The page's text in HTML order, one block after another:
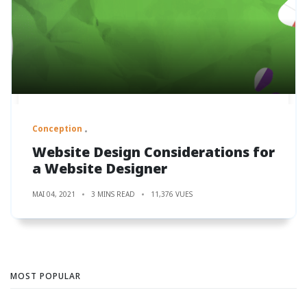
Conception
Website Design Considerations for
a Website Designer
MAI 04, 2021 3 MINS READ 11,376 VUES
MOST POPULAR